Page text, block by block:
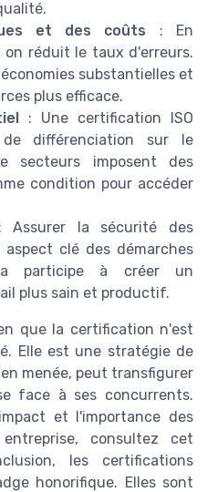
et des coûts : En
on réduit le taux d'erreurs.
substantielles et
plus efficace.
: Une certification ISO
différenciation sur le
secteurs imposent des
condition pour accéder
Assurer la sécurité des
clé des démarches
participe à créer un
plus sain et productif.
que la certification n'est
Elle est une stratégie de
menée, peut transfigurer
face à ses concurrents.
et l'importance des
consultez cet
les certifications
honorifique. Elles sont